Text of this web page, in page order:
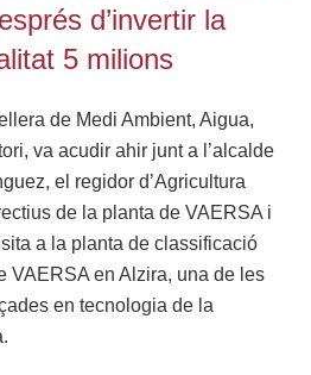
d’invertir la
5 milions
de Medi Ambient, Aigua,
va acudir ahir junt a l’alcalde
el regidor d’Agricultura
de la planta de VAERSA i
a la planta de classificació
VAERSA en Alzira, una de les
en tecnologia de la